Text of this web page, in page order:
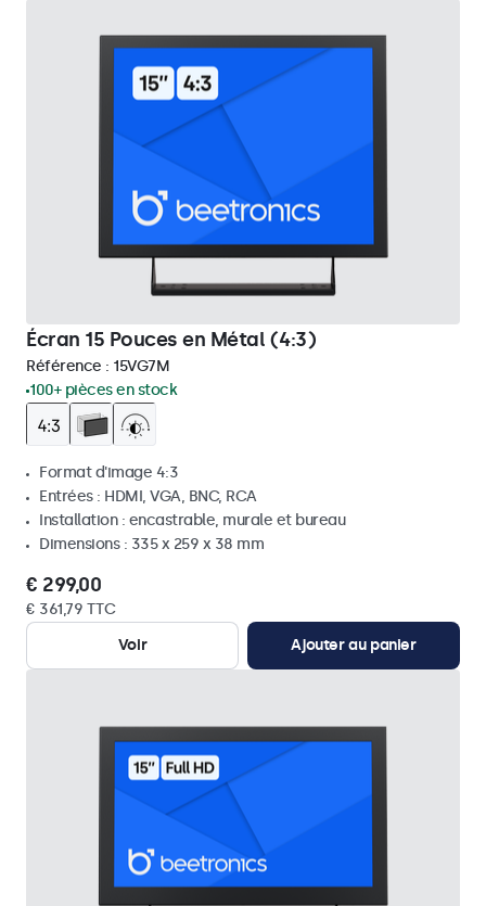
Écran 15 Pouces en Métal (4:3)
Référence : 15VG7M
100+ pièces en stock
Format d'image 4:3
Entrées : HDMI, VGA, BNC, RCA
Installation : encastrable, murale et bureau
Dimensions : 335 x 259 x 38 mm
€ 299,00
€ 361,79 TTC
Voir
Ajouter au panier